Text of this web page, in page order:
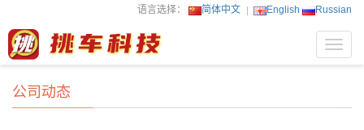
语言选择： 简体中文 English Russian
公司动态